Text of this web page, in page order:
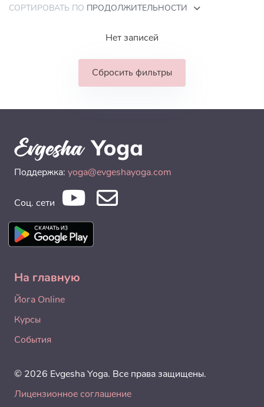
СОРТИРОВАТЬ ПО ПРОДОЛЖИТЕЛЬНОСТИ
Нет записей
Сбросить фильтры
Поддержка: yoga@evgeshayoga.com
Соц. сети
На главную
Йога Online
Курсы
События
© 2026 Evgesha Yoga. Все права защищены.
Лицензионное соглашение